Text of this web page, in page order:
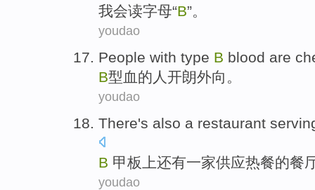
我会读字母“B”。
youdao
People with type B blood are
B型 血 的 人 开朗外向 。
youdao
There's also a restaurant
B 甲板上还有一家供应热餐的餐
youdao